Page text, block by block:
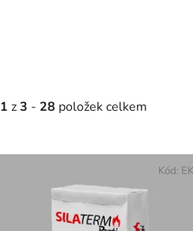
1 z3 - 28 položek celkem
Kód: